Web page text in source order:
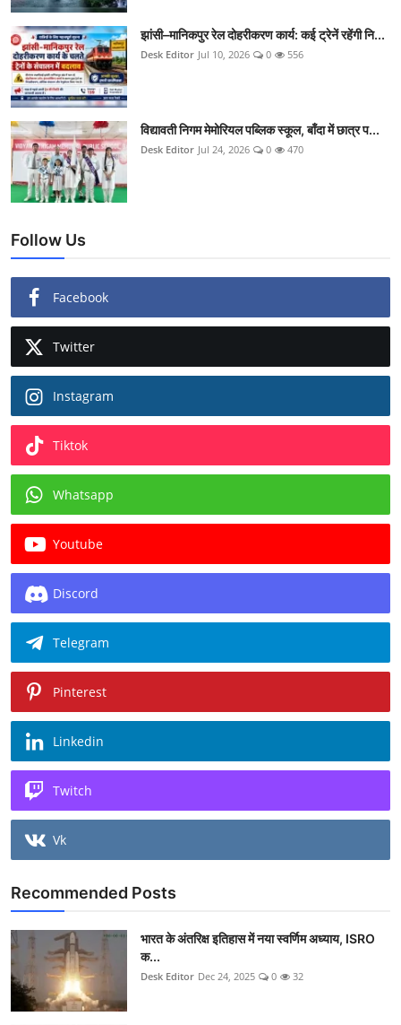
झांसी–मानिकपुर रेल दोहरीकरण कार्य: कई ट्रेनें रहेंगी नि...
Desk Editor Jul 10, 2026 0 556
विद्यावती निगम मेमोरियल पब्लिक स्कूल, बाँदा में छात्र प...
Desk Editor Jul 24, 2026 0 470
Follow Us
Facebook
Twitter
Instagram
Tiktok
Whatsapp
Youtube
Discord
Telegram
Pinterest
Linkedin
Twitch
Vk
Recommended Posts
भारत के अंतरिक्ष इतिहास में नया स्वर्णिम अध्याय, ISRO
क...
Desk Editor Dec 24, 2025 0 32